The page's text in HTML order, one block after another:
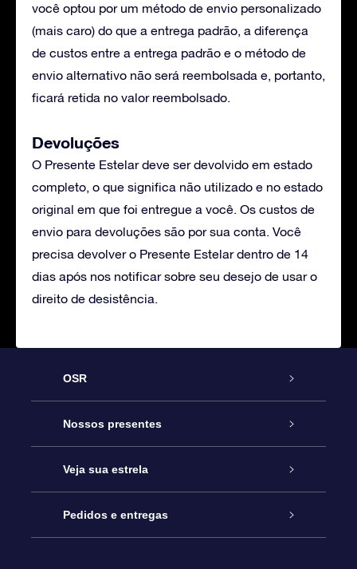
você optou por um método de envio personalizado
(mais caro) do que a entrega padrão, a diferença
de custos entre a entrega padrão e o método de
envio alternativo não será reembolsada e, portanto,
ficará retida no valor reembolsado.
Devoluções
O Presente Estelar deve ser devolvido em estado
completo, o que significa não utilizado e no estado
original em que foi entregue a você. Os custos de
envio para devoluções são por sua conta. Você
precisa devolver o Presente Estelar dentro de 14
dias após nos notificar sobre seu desejo de usar o
direito de desistência.
OSR
Serviço
Entre em contato conosco
Blog
Nossos presentes
Presente estrelar on-line
Pacote de presente da OSR
Veja sua estrela
Star Register
Pedidos e entregas